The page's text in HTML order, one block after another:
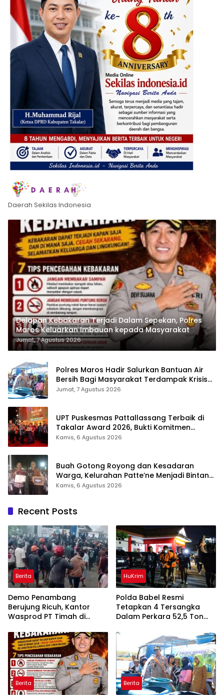
Daerah Sekilas Indonesia
Delapan Kebakaran Terjadi Dalam Sepekan, Polres
Maros Keluarkan Imbauan kepada Masyarakat
Jumat, 7 Agustus 2026
Polres Maros Hadir Salurkan Bantuan Air
Bersih Bagi Masyarakat Terdampak Krisis
Air Bersih Di Maros
Jumat, 7 Agustus 2026
UPT Puskesmas Pattallassang Terbaik di
Takalar Award 2026, Bukti Komitmen
Hadirkan Pelayanan Kesehatan Berkualitas
Kamis, 6 Agustus 2026
Buah Gotong Royong dan Kesadaran
Warga, Kelurahan Patte’ne Menjadi Bintang
Takalar Award 2026
Kamis, 6 Agustus 2026
Recent Posts
Berita
Demo Penambang
Berujung Ricuh, Kantor
Wasprod PT Timah di
HuKrim
Polda Babel Resmi
Tetapkan 4 Tersangka
Dalam Perkara 52,5 Ton
Belitung
Berita Berita